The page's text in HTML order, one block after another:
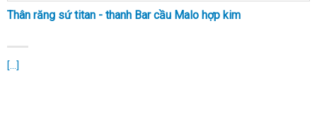
Thân răng sứ titan - thanh Bar cầu Malo hợp kim
[...]